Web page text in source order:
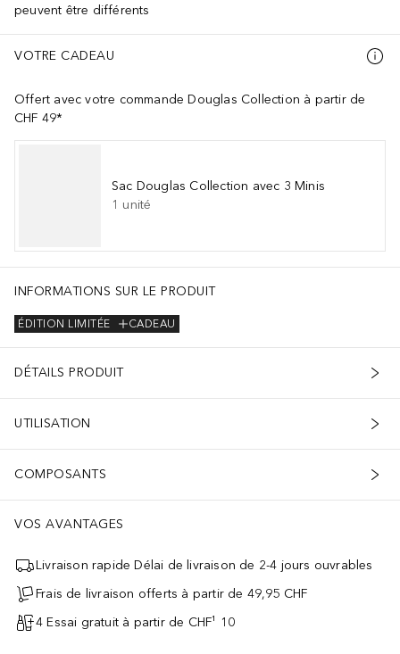
peuvent être différents
VOTRE CADEAU
Offert avec votre commande Douglas Collection à partir de
CHF 49*
Sac Douglas Collection avec 3 Minis
1 unité
INFORMATIONS SUR LE PRODUIT
CADEAU
ÉDITION LIMITÉE
DÉTAILS PRODUIT
UTILISATION
COMPOSANTS
VOS AVANTAGES
Livraison rapide Délai de livraison de 2-4 jours ouvrables
Frais de livraison offerts à partir de 49,95 CHF
4 Essai gratuit à partir de CHF¹ 10